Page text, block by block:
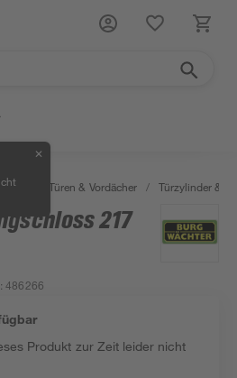
✕
Fenster, Türen & Vordächer / Türzylinder &
217
:486266
Produkt zur Zeit leider nicht